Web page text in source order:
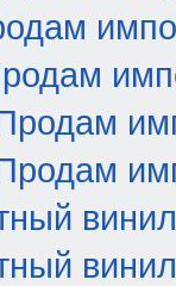
винил
винил